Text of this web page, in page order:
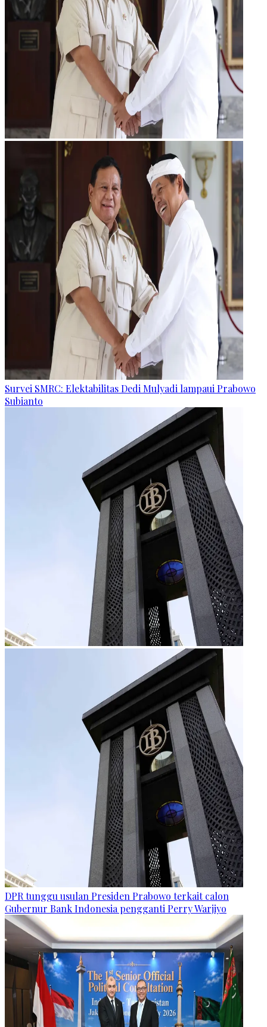
Survei SMRC: Elektabilitas Dedi Mulyadi lampaui Prabowo
Subianto
DPR tunggu usulan Presiden Prabowo terkait calon
Gubernur Bank Indonesia pengganti Perry Warjiyo